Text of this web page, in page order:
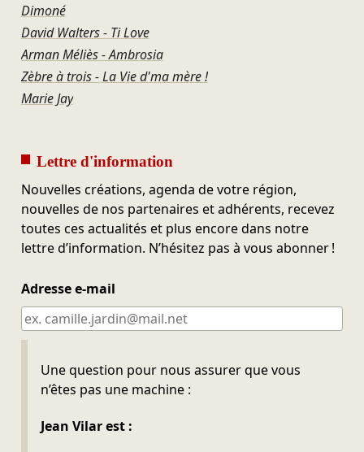
Dimoné
David Walters - Ti Love
Arman Méliès - Ambrosia
Zèbre à trois - La Vie d'ma mère !
Marie Jay
Lettre d'information
Nouvelles créations, agenda de votre région,
nouvelles de nos partenaires et adhérents, recevez
toutes ces actualités et plus encore dans notre
lettre d’information. N’hésitez pas à vous abonner !
Adresse e-mail
Une question pour nous assurer que vous
n’êtes pas une machine :
Jean Vilar est :
Ne pas remplir